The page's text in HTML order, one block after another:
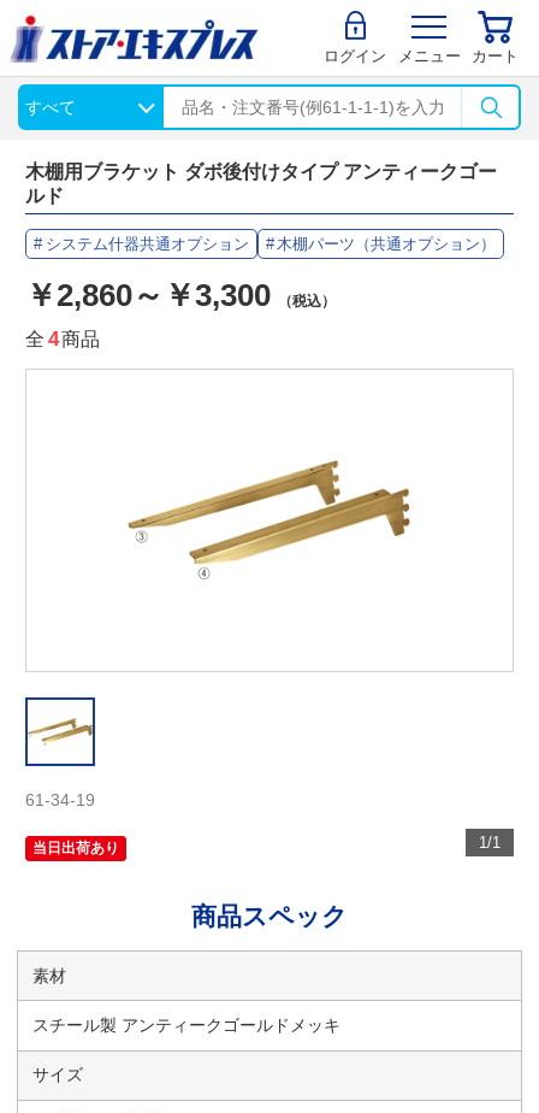
ログイン メニュー カート
木棚用ブラケット ダボ後付けタイプ アンティークゴー
ルド
システム什器共通オプション 木棚パーツ（共通オプション）
￥2,860～￥3,300 （税込）
全 4商品
1/1
61-34-19
当日出荷あり
商品スペック
素材
スチール製 アンティークゴールドメッキ
サイズ